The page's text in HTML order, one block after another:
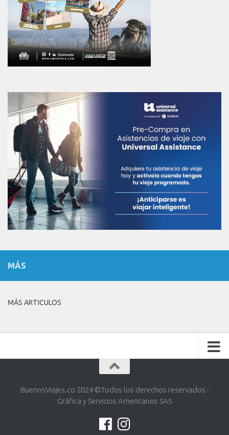
MÁS
MÁS ARTICULOS
BuenosViajes.co 2024 ©️Todos los derechos reservados -
Gráfica y Servicios Americanos SAS